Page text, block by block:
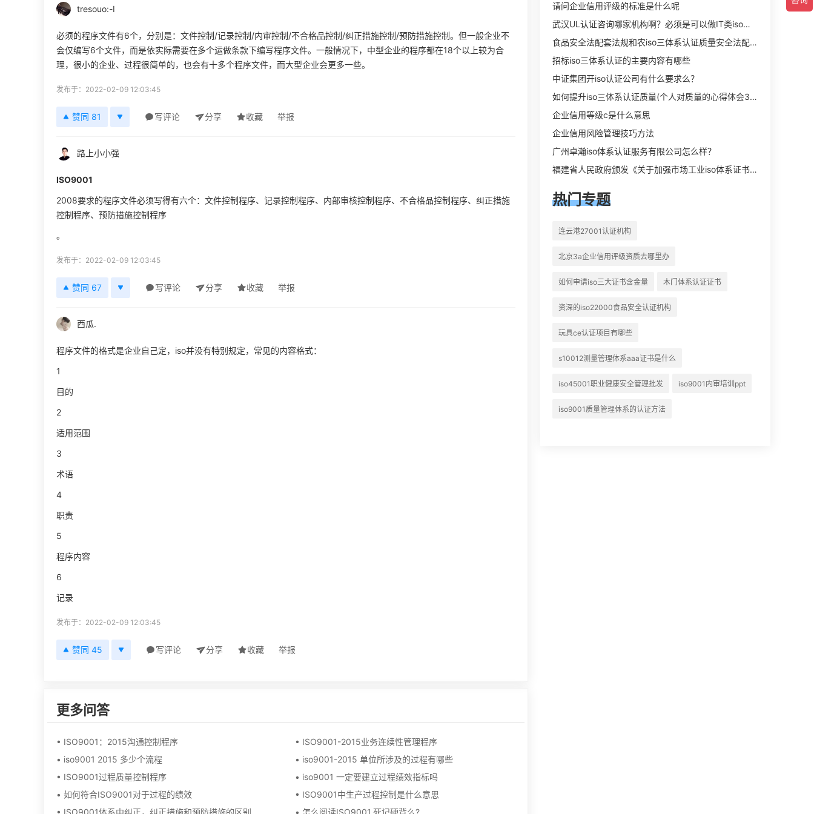
tresouo:-I
必须的程序文件有6个，分别是：文件控制/记录控制/内审控制/不合格品控制/纠正措施控制/预防措施控制。但一般企业不
会仅编写6个文件，而是依实际需要在多个运做条款下编写程序文件。一般情况下，中型企业的程序都在18个以上较为合
理，很小的企业、过程很简单的，也会有十多个程序文件，而大型企业会更多一些。
发布于：2022-02-09 12:03:45
赞同 81 写评论 分享 收藏 举报
路上小小强
ISO9001
2008要求的程序文件必须写得有六个：文件控制程序、记录控制程序、内部审核控制程序、不合格品控制程序、纠正措施
控制程序、预防措施控制程序
。
发布于：2022-02-09 12:03:45
赞同 67 写评论 分享 收藏 举报
西瓜.
程序文件的格式是企业自己定，iso并没有特别规定，常见的内容格式：
1
目的
2
适用范围
3
术语
4
职责
5
程序内容
6
记录
发布于：2022-02-09 12:03:45
赞同 45 写评论 分享 收藏 举报
更多问答
• ISO9001：2015沟通控制程序
• iso9001 2015 多少个流程
• ISO9001过程质量控制程序
• 如何符合ISO9001对于过程的绩效
• ISO9001体系中纠正，纠正措施和预防措施的区别
• ISO9001-2015业务连续性管理程序
• iso9001-2015 单位所涉及的过程有哪些
• iso9001 一定要建立过程绩效指标吗
• ISO9001中生产过程控制是什么意思
• 怎么阅读ISO9001,死记硬背么?
请问企业信用评级的标准是什么呢
武汉UL认证咨询哪家机构啊？必须是可以做IT类iso三体系认证UL认证的机构？
食品安全法配套法规和农iso三体系认证质量安全法配套法规分别是什么？
招标iso三体系认证的主要内容有哪些
中证集团开iso认证公司有什么要求么？
如何提升iso三体系认证质量(个人对质量的心得体会300字)
企业信用等级c是什么意思
企业信用风险管理技巧方法
广州卓瀚iso体系认证服务有限公司怎么样？
福建省人民政府颁发《关于加强市场工业iso体系证书质量监督检验与管理的暂行规定》的通知
热门专题
连云港27001认证机构
北京3a企业信用评级资质去哪里办
如何申请iso三大证书含金量 木门体系认证证书
资深的iso22000食品安全认证机构
玩具ce认证项目有哪些
s10012测量管理体系aaa证书是什么
iso45001职业健康安全管理批发 iso9001内审培训ppt
iso9001质量管理体系的认证方法